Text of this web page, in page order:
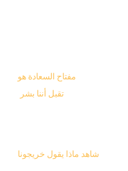
مفتاح السعادة هو
تقبل أننا بشر
شاهد ماذا يقول خريجونا